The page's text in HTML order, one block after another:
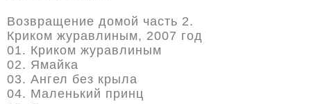
Возвращение домой часть 2.
Криком журавлиным, 2007 год
01. Криком журавлиным
02. Ямайка
03. Ангел без крыла
04. Маленький принц